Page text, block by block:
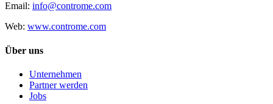
Email: info@controme.com
Web: www.controme.com
Über uns
Unternehmen
Partner werden
Jobs